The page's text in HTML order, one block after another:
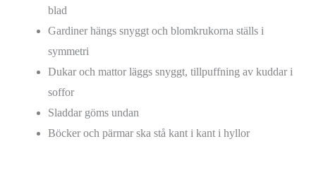
blad
Gardiner hängs snyggt och blomkrukorna ställs i
symmetri
Dukar och mattor läggs snyggt, tillpuffning av kuddar i
soffor
Sladdar göms undan
Böcker och pärmar ska stå kant i kant i hyllor